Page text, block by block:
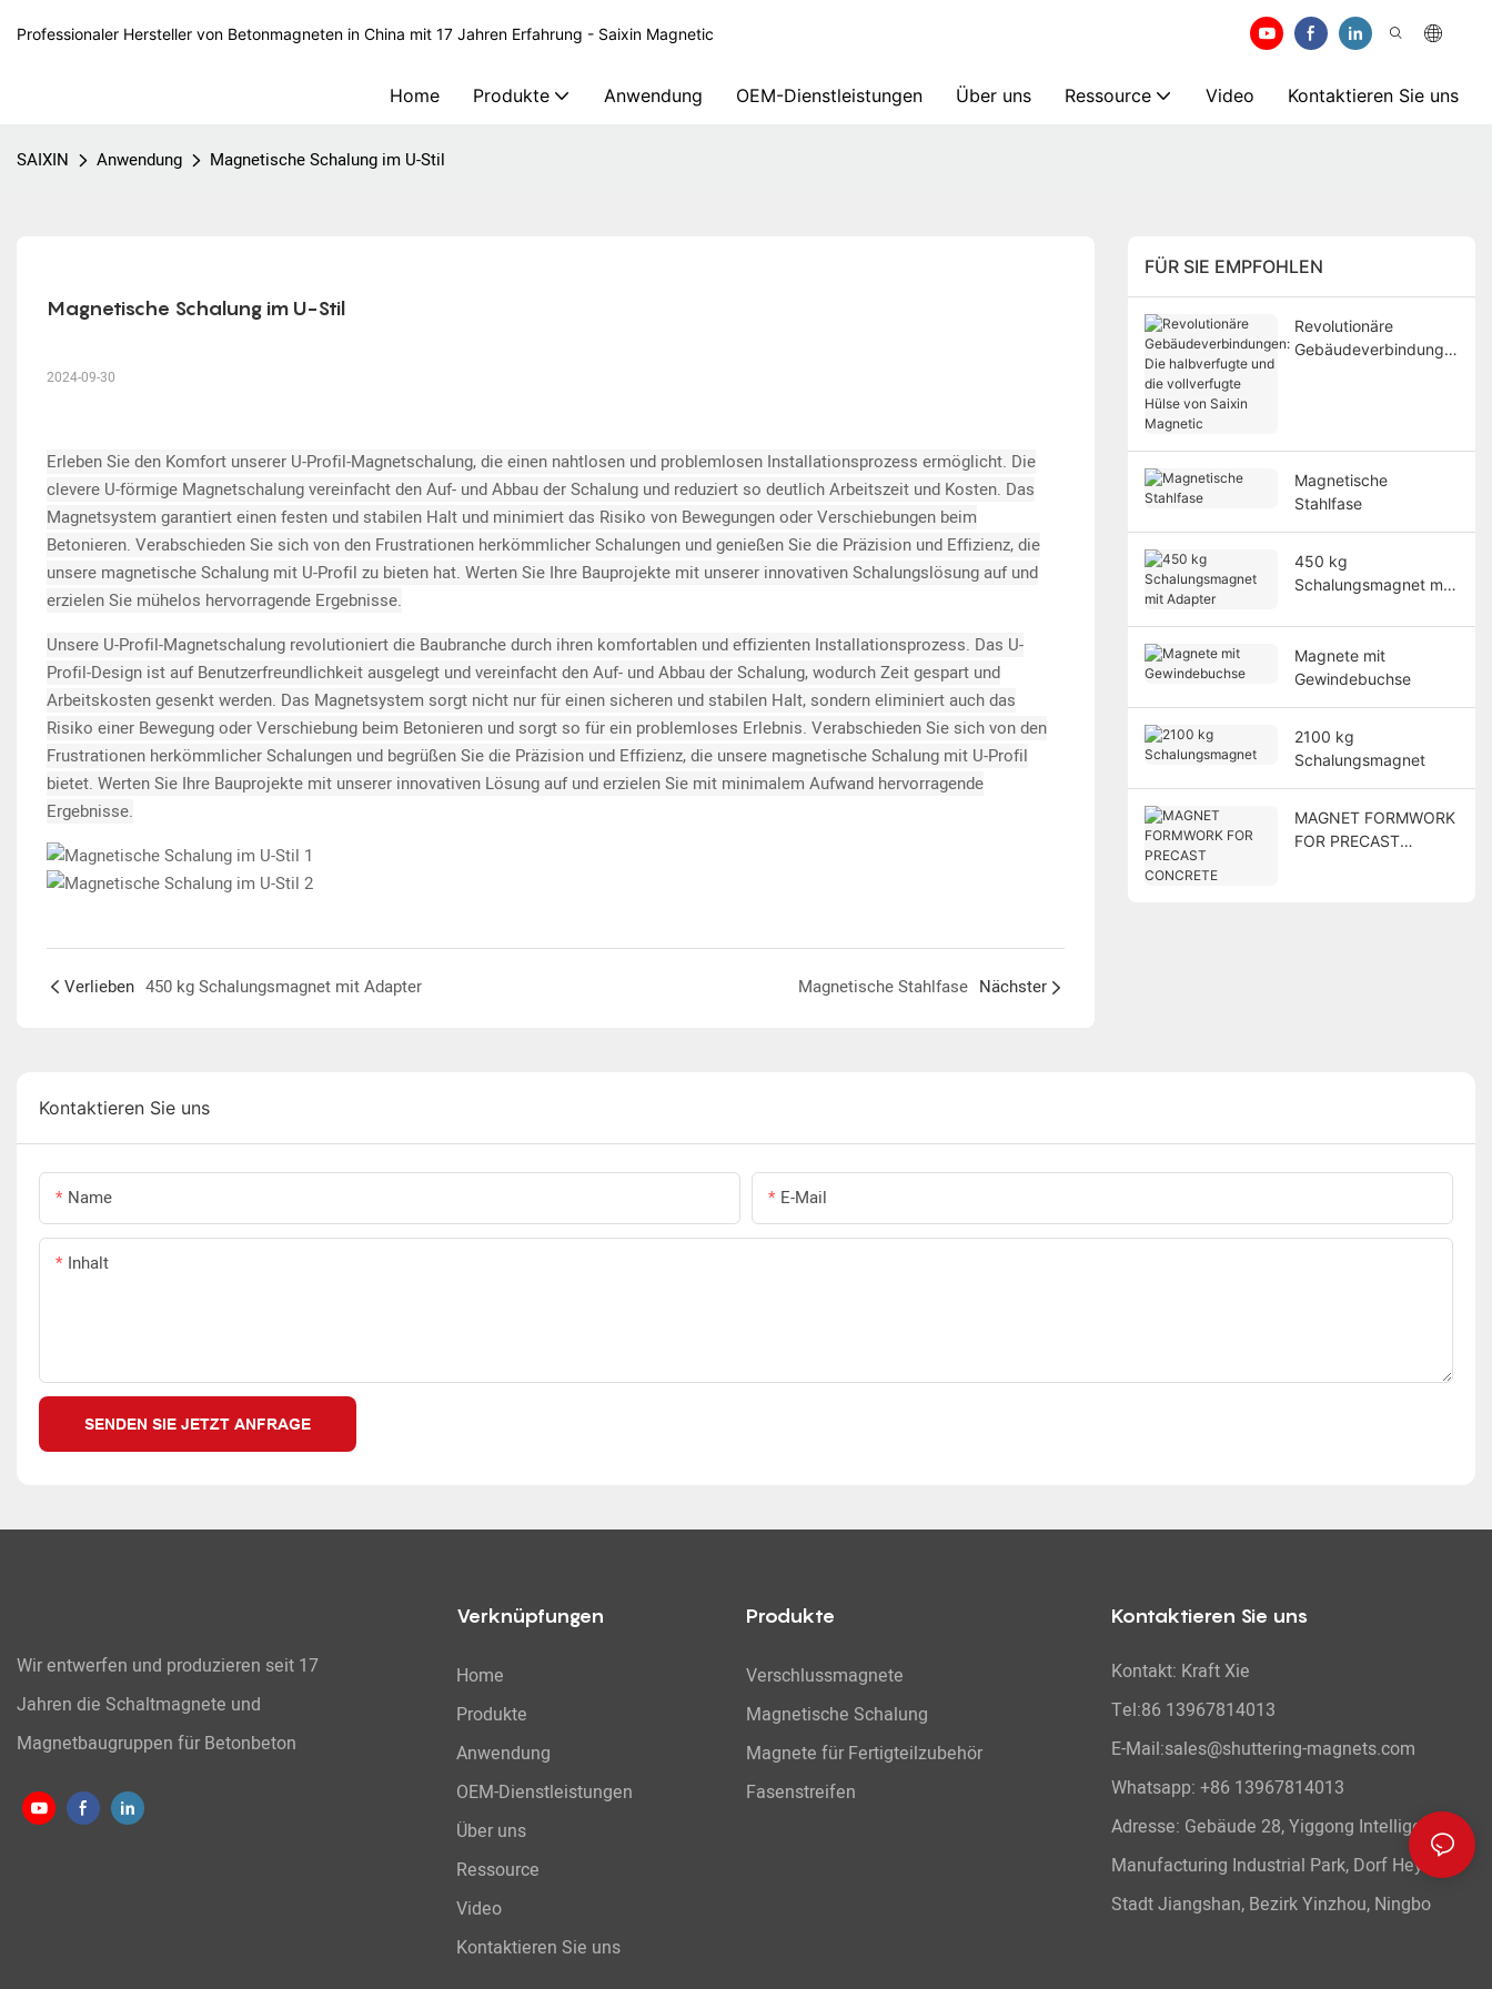
Professionaler Hersteller von Betonmagneten in China mit 17 Jahren Erfahrung - Saixin Magnetic
Home Produkte Anwendung OEM-Dienstleistungen Über uns Ressource Video Kontaktieren Sie uns
SAIXIN Anwendung Magnetische Schalung im U-Stil
Magnetische Schalung im U-Stil
2024-09-30
Erleben Sie den Komfort unserer U-Profil-Magnetschalung, die einen nahtlosen und problemlosen Installationsprozess ermöglicht. Die
clevere U-förmige Magnetschalung vereinfacht den Auf- und Abbau der Schalung und reduziert so deutlich Arbeitszeit und Kosten. Das
Magnetsystem garantiert einen festen und stabilen Halt und minimiert das Risiko von Bewegungen oder Verschiebungen beim
Betonieren. Verabschieden Sie sich von den Frustrationen herkömmlicher Schalungen und genießen Sie die Präzision und Effizienz, die
unsere magnetische Schalung mit U-Profil zu bieten hat. Werten Sie Ihre Bauprojekte mit unserer innovativen Schalungslösung auf und
erzielen Sie mühelos hervorragende Ergebnisse.
Unsere U-Profil-Magnetschalung revolutioniert die Baubranche durch ihren komfortablen und effizienten Installationsprozess. Das U-
Profil-Design ist auf Benutzerfreundlichkeit ausgelegt und vereinfacht den Auf- und Abbau der Schalung, wodurch Zeit gespart und
Arbeitskosten gesenkt werden. Das Magnetsystem sorgt nicht nur für einen sicheren und stabilen Halt, sondern eliminiert auch das
Risiko einer Bewegung oder Verschiebung beim Betonieren und sorgt so für ein problemloses Erlebnis. Verabschieden Sie sich von den
Frustrationen herkömmlicher Schalungen und begrüßen Sie die Präzision und Effizienz, die unsere magnetische Schalung mit U-Profil
bietet. Werten Sie Ihre Bauprojekte mit unserer innovativen Lösung auf und erzielen Sie mit minimalem Aufwand hervorragende
Ergebnisse.
Verlieben 450 kg Schalungsmagnet mit Adapter Magnetische Stahlfase Nächster
FÜR SIE EMPFOHLEN
Revolutionäre
Gebäudeverbindunge
Magnetische
Stahlfase
450 kg
Schalungsmagnet mit
Magnete mit
Gewindebuchse
2100 kg
Schalungsmagnet
MAGNET FORMWORK
FOR PRECAST
Kontaktieren Sie uns
Name E-Mail
Inhalt
SENDEN SIE JETZT ANFRAGE
Wir entwerfen und produzieren seit 17
Jahren die Schaltmagnete und
Magnetbaugruppen für Betonbeton
Verknüpfungen
Home
Produkte
Anwendung
OEM-Dienstleistungen
Über uns
Ressource
Video
Kontaktieren Sie uns
Produkte
Verschlussmagnete
Magnetische Schalung
Magnete für Fertigteilzubehör
Fasenstreifen
Kontaktieren Sie uns
Kontakt: Kraft Xie
Tel:86 13967814013
E-Mail:sales@shuttering-magnets.com
Whatsapp: +86 13967814013
Adresse: Gebäude 28, Yiggong Intelligent
Manufacturing Industrial Park, Dorf Heyi,
Stadt Jiangshan, Bezirk Yinzhou, Ningbo